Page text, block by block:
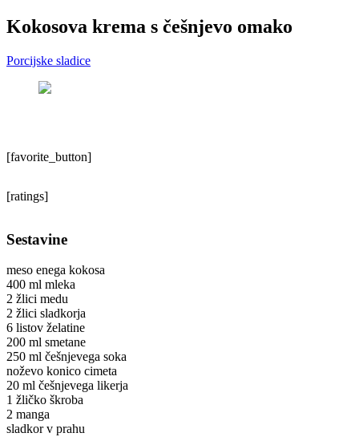
Kokosova krema s češnjevo omako
Porcijske sladice
[favorite_button]
[ratings]
Sestavine
meso enega kokosa
400 ml mleka
2 žlici medu
2 žlici sladkorja
6 listov želatine
200 ml smetane
250 ml češnjevega soka
noževo konico cimeta
20 ml češnjevega likerja
1 žličko škroba
2 manga
sladkor v prahu